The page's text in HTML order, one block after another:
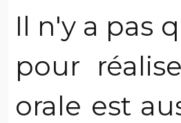
Il n'y a pas
pour
orale est